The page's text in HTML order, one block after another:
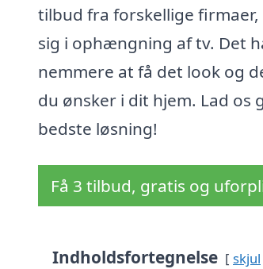
tilbud fra forskellige
sig i ophængning af tv. Det
nemmere at få det look og
du ønsker i dit hjem. Lad os
bedste løsning!
Få 3 tilbud, gratis og
Indholdsfortegnelse skjul